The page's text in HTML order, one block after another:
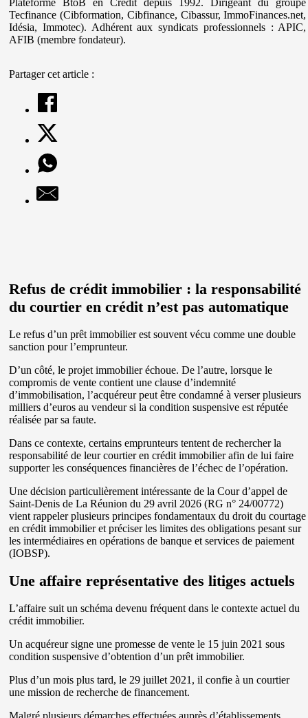
Plateforme BtoB en Crédit depuis 1992. Dirigeant du groupe
Tecfinance (Cibformation, Cibfinance, Cibassur, ImmoFinances.net,
Idésia, Immotec). Adhérent aux syndicats professionnels : APIC,
AFIB (membre fondateur).
Partager cet article :
Refus de crédit immobilier : la responsabilité
du courtier en crédit n’est pas automatique
Le refus d’un prêt immobilier est souvent vécu comme une double
sanction pour l’emprunteur.
D’un côté, le projet immobilier échoue. De l’autre, lorsque le
compromis de vente contient une clause d’indemnité
d’immobilisation, l’acquéreur peut être condamné à verser plusieurs
milliers d’euros au vendeur si la condition suspensive est réputée
réalisée par sa faute.
Dans ce contexte, certains emprunteurs tentent de rechercher la
responsabilité de leur courtier en crédit immobilier afin de lui faire
supporter les conséquences financières de l’échec de l’opération.
Une décision particulièrement intéressante de la Cour d’appel de
Saint-Denis de La Réunion du 29 avril 2026 (RG n° 24/00772)
vient rappeler plusieurs principes fondamentaux du droit du courtage
en crédit immobilier et préciser les limites des obligations pesant sur
les intermédiaires en opérations de banque et services de paiement
(IOBSP).
Une affaire représentative des litiges actuels
L’affaire suit un schéma devenu fréquent dans le contexte actuel du
crédit immobilier.
Un acquéreur signe une promesse de vente le 15 juin 2021 sous
condition suspensive d’obtention d’un prêt immobilier.
Plus d’un mois plus tard, le 29 juillet 2021, il confie à un courtier
une mission de recherche de financement.